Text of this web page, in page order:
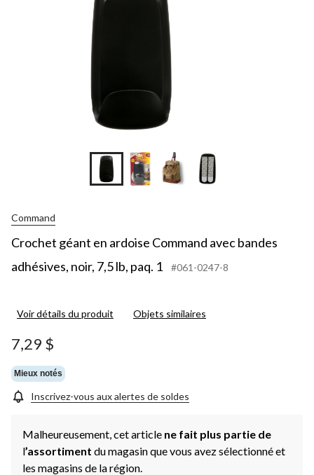
Command
Crochet géant en ardoise Command avec bandes
adhésives, noir, 7,5 lb, paq. 1
#061-0247-8
Voir détails du produit Objets similaires
7,29 $
Mieux notés
Inscrivez-vous aux alertes de soldes
Malheureusement, cet article ne fait plus partie de
l’assortiment du magasin que vous avez sélectionné et
les magasins de la région.